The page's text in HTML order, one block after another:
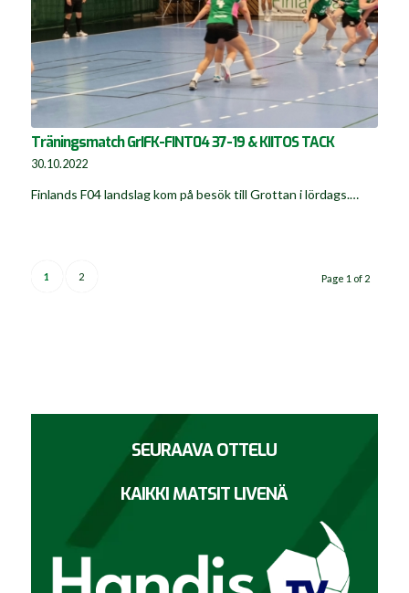
Träningsmatch GrIFK-FINT04 37-19 & KIITOS TACK
30.10.2022
Finlands F04 landslag kom på besök till Grottan i lördags.…
Page 1 of 2
1 2
SEURAAVA OTTELU
KAIKKI MATSIT LIVENÄ